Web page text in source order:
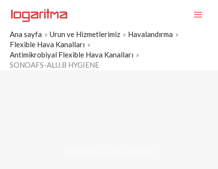
atla
Ana sayfa Urun ve Hizmetlerimiz
Havalandırma
Flexible Hava Kanalları
Antimikrobiyal Flexible Hava Kanalları
SONOAFS-ALU.B HYGIENE